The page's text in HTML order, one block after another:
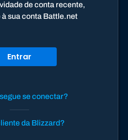
de conta recente,
sua conta Battle.net
Entrar
se conectar?
da Blizzard?